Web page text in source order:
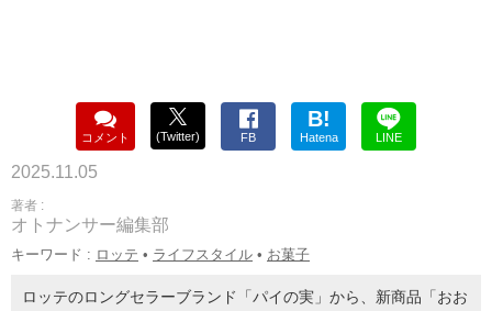
コメント (Twitter) FB
B!
Hatena LINE
2025.11.05
著者 :
オトナンサー編集部
キーワード : ロッテ • ライフスタイル • お菓子
ロッテのロングセラーブランド「パイの実」から、新商品「おお